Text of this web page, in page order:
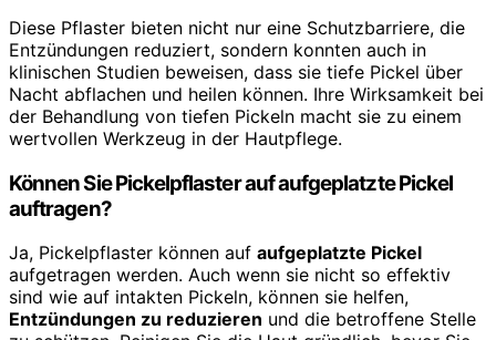
Diese Pflaster bieten nicht nur eine Schutzbarriere, die
Entzündungen reduziert, sondern konnten auch in
klinischen Studien beweisen, dass sie tiefe Pickel über
Nacht abflachen und heilen können. Ihre Wirksamkeit bei
der Behandlung von tiefen Pickeln macht sie zu einem
wertvollen Werkzeug in der Hautpflege.
Können Sie Pickelpflaster auf aufgeplatzte Pickel
auftragen?
Ja, Pickelpflaster können auf aufgeplatzte Pickel
aufgetragen werden. Auch wenn sie nicht so effektiv
sind wie auf intakten Pickeln, können sie helfen,
Entzündungen zu reduzieren und die betroffene Stelle